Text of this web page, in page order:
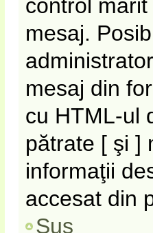
control
mesaj.
mesaj din
cu HTML-ul
pătrate [ şi ]
informaţii
accesat din
Sus